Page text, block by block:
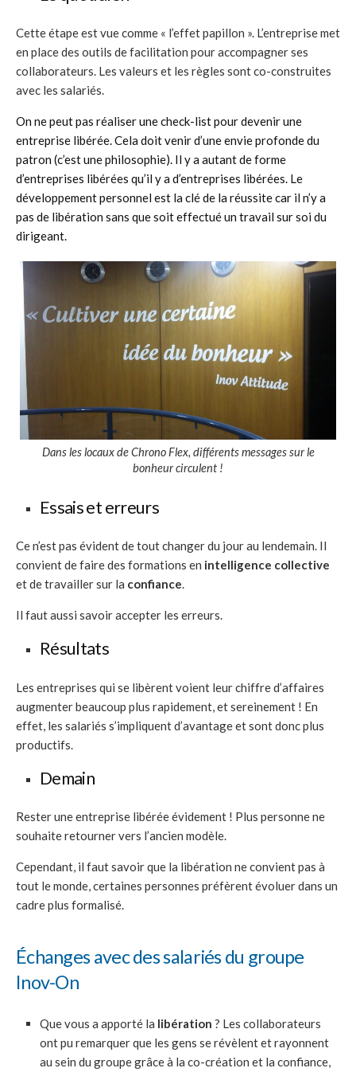
Cette étape est vue comme « l’effet papillon ». L’entreprise met
en place des outils de facilitation pour accompagner ses
collaborateurs. Les valeurs et les règles sont co-construites
avec les salariés.
On ne peut pas réaliser une check-list pour devenir une
entreprise libérée. Cela doit venir d’une envie profonde du
patron (c’est une philosophie). Il y a autant de forme
d’entreprises libérées qu’il y a d’entreprises libérées. Le
développement personnel est la clé de la réussite car il n’y a
pas de libération sans que soit effectué un travail sur soi du
dirigeant.
Dans les locaux de Chrono Flex, différents messages sur le
bonheur circulent !
Essais et erreurs
Ce n’est pas évident de tout changer du jour au lendemain. Il
convient de faire des formations en intelligence collective
et de travailler sur la confiance.
Il faut aussi savoir accepter les erreurs.
Résultats
Les entreprises qui se libèrent voient leur chiffre d’affaires
augmenter beaucoup plus rapidement, et sereinement ! En
effet, les salariés s’impliquent d’avantage et sont donc plus
productifs.
Demain
Rester une entreprise libérée évidement ! Plus personne ne
souhaite retourner vers l’ancien modèle.
Cependant, il faut savoir que la libération ne convient pas à
tout le monde, certaines personnes préfèrent évoluer dans un
cadre plus formalisé.
Échanges avec des salariés du groupe
Inov-On
Que vous a apporté la libération ? Les collaborateurs
ont pu remarquer que les gens se révèlent et rayonnent
au sein du groupe grâce à la co-création et la confiance,